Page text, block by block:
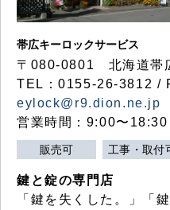
帯広キーロックサービス
〒080-0801 北海道帯
TEL：0155-26-3812 /
eylock@r9.dion.ne.jp
営業時間：9:00〜18:30
販売可 工事・取付
鍵と錠の専門店
「鍵を失くした。」「